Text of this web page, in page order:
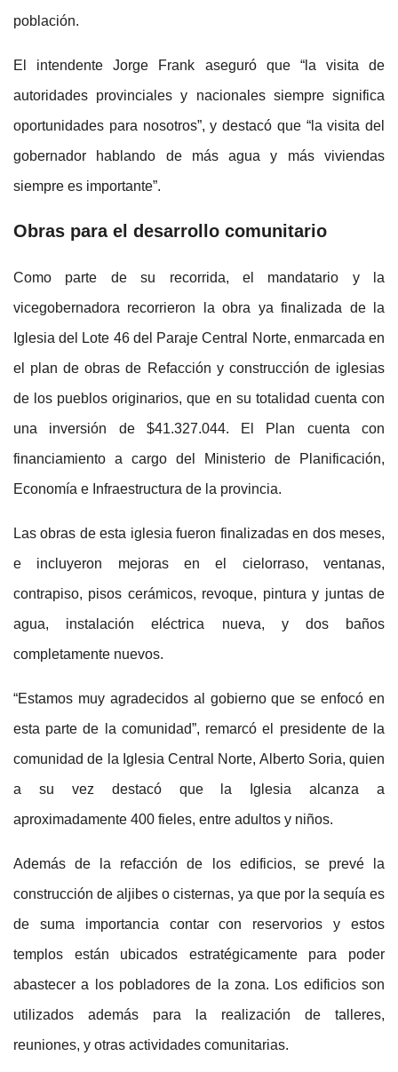
población.
El intendente Jorge Frank aseguró que “la visita de
autoridades provinciales y nacionales siempre significa
oportunidades para nosotros”, y destacó que “la visita del
gobernador hablando de más agua y más viviendas
siempre es importante”.
Obras para el desarrollo comunitario
Como parte de su recorrida, el mandatario y la
vicegobernadora recorrieron la obra ya finalizada de la
Iglesia del Lote 46 del Paraje Central Norte, enmarcada en
el plan de obras de Refacción y construcción de iglesias
de los pueblos originarios, que en su totalidad cuenta con
una inversión de $41.327.044. El Plan cuenta con
financiamiento a cargo del Ministerio de Planificación,
Economía e Infraestructura de la provincia.
Las obras de esta iglesia fueron finalizadas en dos meses,
e incluyeron mejoras en el cielorraso, ventanas,
contrapiso, pisos cerámicos, revoque, pintura y juntas de
agua, instalación eléctrica nueva, y dos baños
completamente nuevos.
“Estamos muy agradecidos al gobierno que se enfocó en
esta parte de la comunidad”, remarcó el presidente de la
comunidad de la Iglesia Central Norte, Alberto Soria, quien
a su vez destacó que la Iglesia alcanza a
aproximadamente 400 fieles, entre adultos y niños.
Además de la refacción de los edificios, se prevé la
construcción de aljibes o cisternas, ya que por la sequía es
de suma importancia contar con reservorios y estos
templos están ubicados estratégicamente para poder
abastecer a los pobladores de la zona. Los edificios son
utilizados además para la realización de talleres,
reuniones, y otras actividades comunitarias.